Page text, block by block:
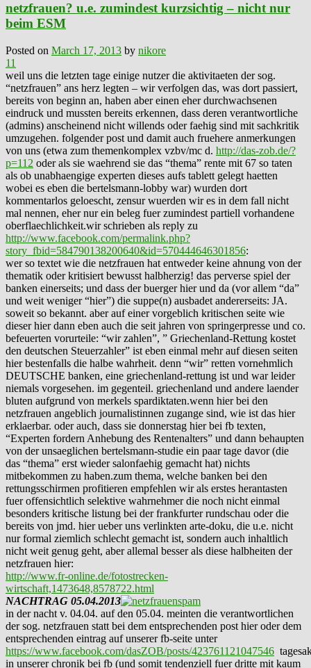
netzfrauen? u.e. zumindest kurzsichtig – nicht nur
beim ESM
Posted on March 17, 2013 by nikore
11
weil uns die letzten tage einige nutzer die aktivitaeten der sog.
“netzfrauen” ans herz legten – wir verfolgen das, was dort passiert,
bereits von beginn an, haben aber einen eher durchwachsenen
eindruck und mussten bereits erkennen, dass deren verantwortliche
(admins) anscheinend nicht willends oder faehig sind mit sachkritik
umzugehen. folgender post und damit auch fruehere anmerkungen
von uns (etwa zum themenkomplex vzbv/mc d. http://das-zob.de/?
p=112 oder als sie waehrend sie das “thema” rente mit 67 so taten
als ob unabhaengige experten dieses aufs tablett gelegt haetten
wobei es eben die bertelsmann-lobby war) wurden dort
kommentarlos geloescht, zensur wuerden wir es in dem fall nicht
mal nennen, eher nur ein beleg fuer zumindest partiell vorhandene
oberflaechlichkeit.wir schrieben als reply zu
http://www.facebook.com/permalink.php?
story_fbid=584790138200640&id=570444646301856:
wer so textet wie die netzfrauen hat entweder keine ahnung von der
thematik oder kritisiert bewusst halbherzig! das perverse spiel der
banken einerseits; und dass der buerger hier und da (vor allem “da”
und weit weniger “hier”) die suppe(n) ausbadet andererseits: JA.
soweit so bekannt. aber auf einer vorgeblich kritischen seite wie
dieser hier dann eben auch die seit jahren von springerpresse und co.
befeuerten vorurteile: “wir zahlen”, ” Griechenland-Rettung kostet
den deutschen Steuerzahler” ist eben einmal mehr auf diesen seiten
hier bestenfalls die halbe wahrheit. denn “wir” retten vornehmlich
DEUTSCHE banken, eine griechenland-rettung ist und war leider
niemals vorgesehen. im gegenteil. griechenland und andere laender
bluten aufgrund von merkels spardiktaten.wenn hier bei den
netzfrauen angeblich journalistinnen zugange sind, wie ist das hier
erklaerbar. oder auch, dass sie donnerstag hier bei fb texten,
“Experten fordern Anhebung des Rentenalters” und dann behaupten
von der unsaeglichen bertelsmann-studie ein paar tage davor (die
das “thema” erst wieder salonfaehig gemacht hat) nichts
mitbekommen zu haben.zum thema, welche banken bei den
rettungsschirmen profitieren empfehlen wir als erstes herantasten
fuer offensichtlich selektive wahrnehmer die noch nicht einmal
besonders kritische listung bei der frankfurter rundschau oder die
bereits von jmd. hier ueber uns verlinkten arte-doku, die u.e. nicht
nur formal ziemlich schlecht gemacht ist, sondern auch inhaltlich
nicht weit genug geht, aber allemal besser als diese halbheiten der
netzfrauen hier:
http://www.fr-online.de/fotostrecken-
wirtschaft,1473648,8578722.html
NACHTRAG 05.04.2013
in der nacht v. 04.04. auf den 05.04. meinten die verantwortlichen
der sog. netzfrauen statt bei dem entsprechenden post hier oder dem
entsprechenden eintrag auf unserer fb-seite unter
https://www.facebook.com/dasZOB/posts/423761121047546
in unserer chronik bei fb (und somit tendenziell fuer dritte mit kaum